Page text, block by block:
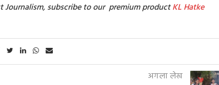
subscribe to our premium productKL Hatke
अगला लेख